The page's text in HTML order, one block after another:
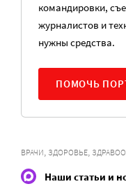
командировки,
журналистов и
нужны средства.
ПОМОЧЬ
ВРАЧИ, ЗДОРОВЬЕ,
Наши статьи и